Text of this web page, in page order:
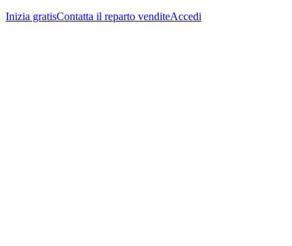
Inizia gratisContatta il reparto venditeAccedi